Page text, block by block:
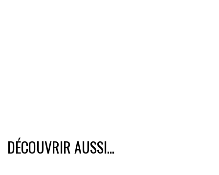
DÉCOUVRIR AUSSI...